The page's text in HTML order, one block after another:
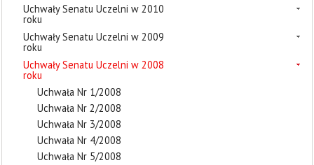
Uchwały Senatu Uczelni w 2010
roku
Uchwały Senatu Uczelni w 2009
roku
Uchwały Senatu Uczelni w 2008
roku
Uchwała Nr 1/2008
Uchwała Nr 2/2008
Uchwała Nr 3/2008
Uchwała Nr 4/2008
Uchwała Nr 5/2008